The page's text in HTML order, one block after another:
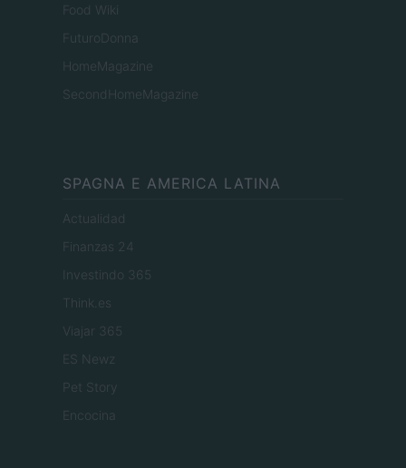
Food Wiki
FuturoDonna
HomeMagazine
SecondHomeMagazine
SPAGNA E AMERICA LATINA
Actualidad
Finanzas 24
Investindo 365
Think.es
Viajar 365
ES Newz
Pet Story
Encocina